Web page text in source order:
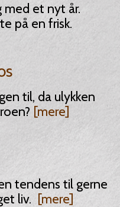
med et nyt år.
på en frisk.
til, da ulykken
[mere]
tendens til gerne
liv. [mere]